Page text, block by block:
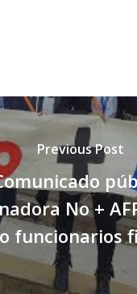
Previous Post
No +
funcionarios